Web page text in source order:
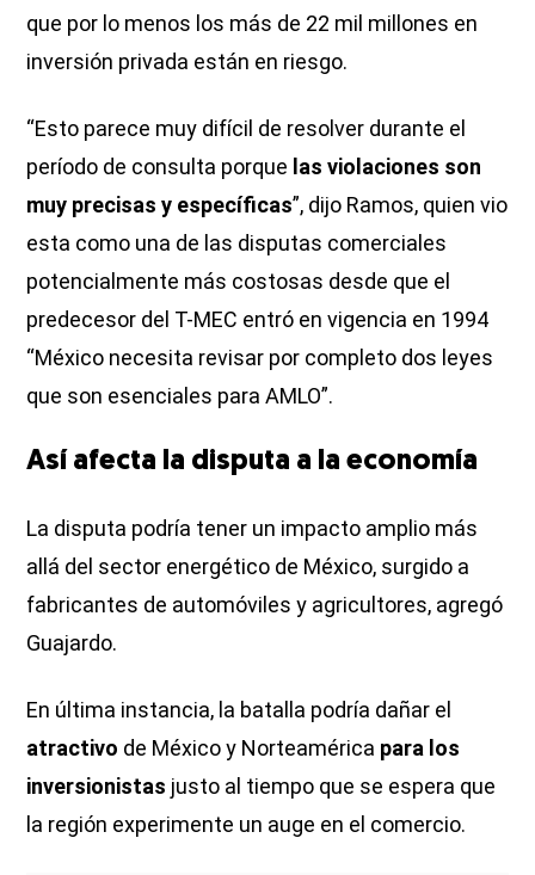
que por lo menos los más de 22 mil millones en
inversión privada están en riesgo.
“Esto parece muy difícil de resolver durante el
período de consulta porque las violaciones son
muy precisas y específicas”, dijo Ramos, quien vio
esta como una de las disputas comerciales
potencialmente más costosas desde que el
predecesor del T-MEC entró en vigencia en 1994
“México necesita revisar por completo dos leyes
que son esenciales para AMLO”.
Así afecta la disputa a la economía
La disputa podría tener un impacto amplio más
allá del sector energético de México, surgido a
fabricantes de automóviles y agricultores, agregó
Guajardo.
En última instancia, la batalla podría dañar el
atractivo de México y Norteamérica para los
inversionistas justo al tiempo que se espera que
la región experimente un auge en el comercio.